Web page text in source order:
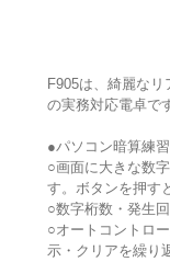
F905は、綺麗な
の実務対応電卓で
●パソコン暗算練
○画面に大きな数
す。ボタンを押す
○数字桁数・発生
○オートコントロ
示・クリアを繰り